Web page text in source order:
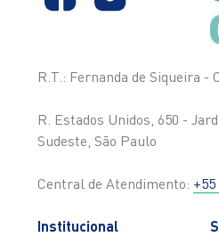
R.T.: Fernanda de Siqueira -
R. Estados Unidos, 650 -
Sudeste, São Paulo
Central de Atendimento: +55
Institucional